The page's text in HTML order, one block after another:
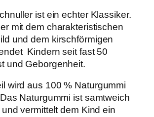
c
h
e
r
P
r
r
e
i
s
i
s
ist ein echter Klassiker.
mit dem charakteristischen
und dem kirschförmigen
Kindern seit fast 50
und Geborgenheit.
wird aus 100 % Naturgummi
Naturgummi ist samtweich
vermittelt dem Kind ein